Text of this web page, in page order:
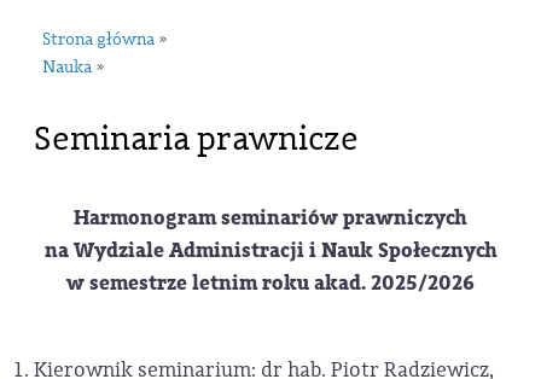
Strona główna »
Nauka »
Seminaria prawnicze
Harmonogram seminariów prawniczych
na Wydziale Administracji i Nauk Społecznych
w semestrze letnim roku akad. 2025/2026
Kierownik seminarium: dr hab. Piotr Radziewicz,